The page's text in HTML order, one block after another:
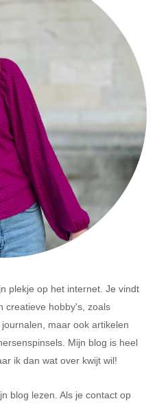
plekje op het internet. Je vindt
creatieve hobby's, zoals
maar ook artikelen
Mijn blog is heel
ik dan wat over kwijt wil!
blog lezen. Als je contact op